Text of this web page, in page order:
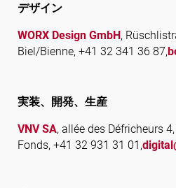
デザイン
WORX Design GmbH,
Biel/Bienne, +41 32 341 36 87,
実装、開発、生産
VNV SA, allée des Défricheurs
Fonds, +41 32 931 31 01,